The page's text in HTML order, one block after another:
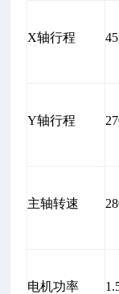
X轴行程
Y轴行程
主轴转速
电机功率